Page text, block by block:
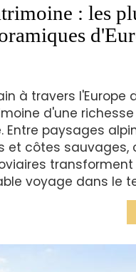
: les
à travers l'Europe
d'une richesse
Entre paysages
et côtes sauvages,
voyage dans le